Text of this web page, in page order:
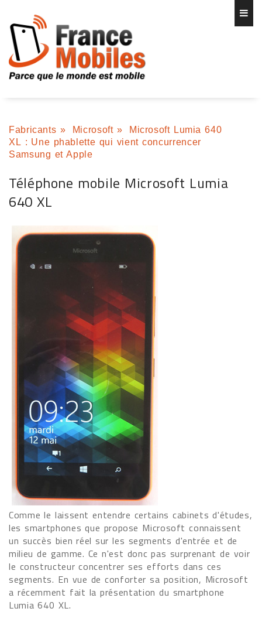
Fabricants » Microsoft»
Microsoft Lumia 640
XL : Une phablette qui vient concurrencer
Samsung et Apple
Téléphone mobile Microsoft Lumia
640 XL
Comme le laissent entendre certains cabinets d'études,
les smartphones que propose Microsoft connaissent
un succès bien réel sur les segments d'entrée et de
milieu de gamme. Ce n'est donc pas surprenant de voir
le constructeur concentrer ses efforts dans ces
segments. En vue de conforter sa position, Microsoft
a récemment fait la présentation du smartphone
Lumia 640 XL.